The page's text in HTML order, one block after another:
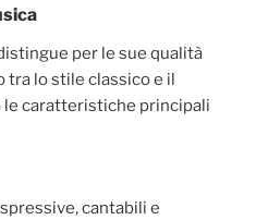
per le sue qualità
tra lo stile classico e il
le caratteristiche principali
cantabili e